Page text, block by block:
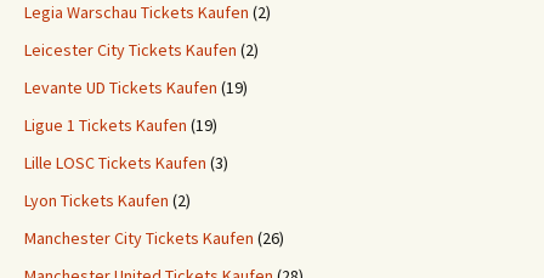
Legia Warschau Tickets Kaufen (2)
Leicester City Tickets Kaufen (2)
Levante UD Tickets Kaufen (19)
Ligue 1 Tickets Kaufen (19)
Lille LOSC Tickets Kaufen (3)
Lyon Tickets Kaufen (2)
Manchester City Tickets Kaufen (26)